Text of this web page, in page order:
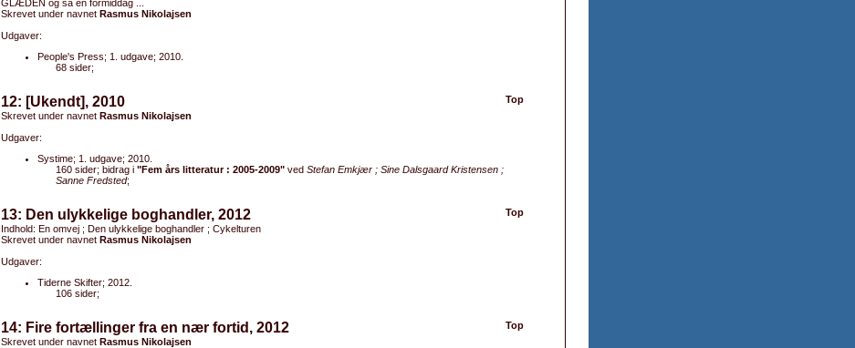
GLÆDEN og så en formiddag ...
Skrevet under navnet Rasmus Nikolajsen
Udgaver:
People's Press; 1. udgave; 2010.
68 sider;
Top
12: [Ukendt], 2010
Skrevet under navnet Rasmus Nikolajsen
Udgaver:
Systime; 1. udgave; 2010.
160 sider; bidrag i "Fem års litteratur : 2005-2009" ved Stefan Emkjær ; Sine Dalsgaard Kristensen ;
Sanne Fredsted;
Top
13: Den ulykkelige boghandler, 2012
Indhold: En omvej ; Den ulykkelige boghandler ; Cykelturen
Skrevet under navnet Rasmus Nikolajsen
Udgaver:
Tiderne Skifter; 2012.
106 sider;
Top
14: Fire fortællinger fra en nær fortid, 2012
Skrevet under navnet Rasmus Nikolajsen